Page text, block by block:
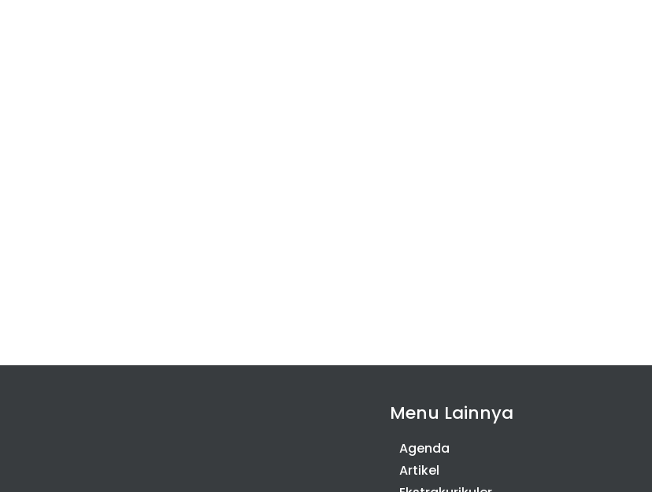
Menu Lainnya
Agenda
Artikel